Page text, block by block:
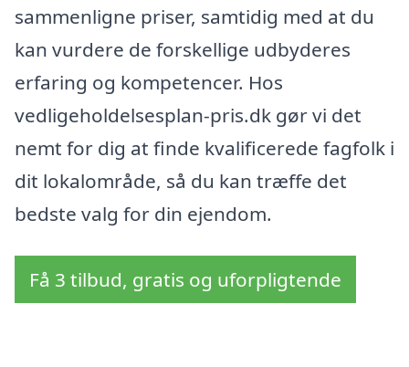
sammenligne priser, samtidig med at du
kan vurdere de forskellige udbyderes
erfaring og kompetencer. Hos
vedligeholdelsesplan-pris.dk gør vi det
nemt for dig at finde kvalificerede fagfolk i
dit lokalområde, så du kan træffe det
bedste valg for din ejendom.
Få 3 tilbud, gratis og uforpligtende